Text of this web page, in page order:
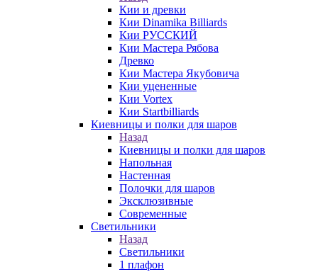
Кии и древки
Кии Dinamika Billiards
Кии РУССКИЙ
Кии Мастера Рябова
Древко
Кии Мастера Якубовича
Кии уцененные
Кии Vortex
Кии Startbilliards
Киевницы и полки для шаров
Назад
Киевницы и полки для шаров
Напольная
Настенная
Полочки для шаров
Эксклюзивные
Современные
Светильники
Назад
Светильники
1 плафон